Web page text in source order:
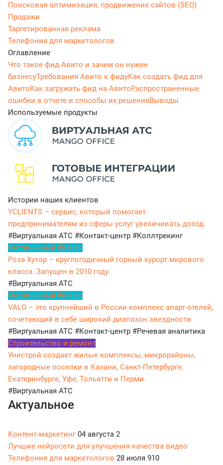
Поисковая оптимизация, продвижение сайтов (SEO)
Продажи
Таргетированная реклама
Телефония для маркетологов
Оглавление
Что такое фид Авито и зачем он нужен
бизнесуТребования Авито к фидуКак создать фид для
АвитоКак загружать фид на АвитоРаспространенные
ошибки в отчете и способы их решенияВыводы
Используемые продукты
Истории наших клиентов
YCLIENTS – сервис, который помогает
предпринимателям из сферы услуг увеличивать доход.
#Виртуальная АТС #Контакт-центр #Коллтрекинг
Гостиничный бизнес
Роза Хутор – круглогодичный горный курорт мирового
класса. Запущен в 2010 году.
#Виртуальная АТС
Гостиничный бизнес
VALO – это крупнейший в России комплекс апарт-отелей,
сочетающий в себе широкий диапазон звездности.
#Виртуальная АТС #Контакт-центр #Речевая аналитика
Строительство и ремонт
Унистрой создает жилые комплексы, микрорайоны,
загородные поселки в Казани, Санкт-Петербурге,
Екатеринбурге, Уфе, Тольятти и Перми.
#Виртуальная АТС
Актуальное
Контент-маркетинг04 августа 2
Лучшие нейросети для улучшения качества видео
Телефония для маркетологов 28 июля 910